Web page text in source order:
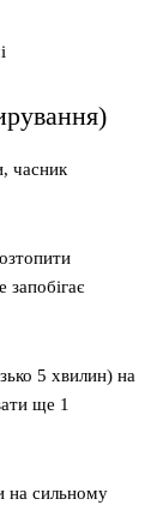
часник
5 хвилин) на
ще 1
сильному